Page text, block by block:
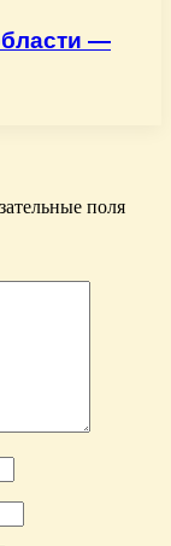
—
поля